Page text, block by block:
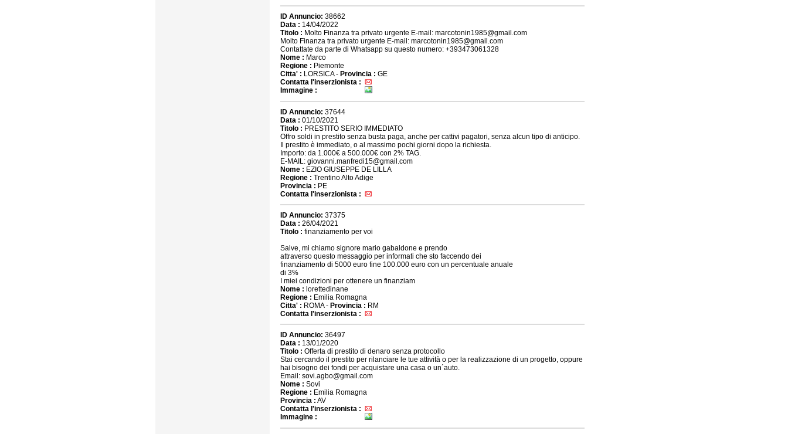
ID Annuncio: 38662
Data : 14/04/2022
Titolo : Molto Finanza tra privato urgente E-mail: marcotonin1985@gmail.com
Molto Finanza tra privato urgente E-mail: marcotonin1985@gmail.com
Contattate da parte di Whatsapp su questo numero: +393473061328
Nome : Marco
Regione : Piemonte
Citta' : LORSICA - Provincia : GE
Contatta l'inserzionista :
Immagine :
ID Annuncio: 37644
Data : 01/10/2021
Titolo : PRESTITO SERIO IMMEDIATO
Offro soldi in prestito senza busta paga, anche per cattivi pagatori, senza alcun tipo di anticipo.
Il prestito è immediato, o al massimo pochi giorni dopo la richiesta.
Importo: da 1.000€ a 500.000€ con 2% TAG.
E-MAIL: giovanni.manfredi15@gmail.com
Nome : EZIO GIUSEPPE DE LILLA
Regione : Trentino Alto Adige
Provincia : PE
Contatta l'inserzionista :
ID Annuncio: 37375
Data : 26/04/2021
Titolo : finanziamento per voi
Salve, mi chiamo signore mario gabaldone e prendo
attraverso questo messaggio per informati che sto faccendo dei
finanziamento di 5000 euro fine 100.000 euro con un percentuale anuale
di 3%
I miei condizioni per ottenere un finanziam
Nome : lorettedinane
Regione : Emilia Romagna
Citta' : ROMA - Provincia : RM
Contatta l'inserzionista :
ID Annuncio: 36497
Data : 13/01/2020
Titolo : Offerta di prestito di denaro senza protocollo
Stai cercando il prestito per rilanciare le tue attività o per la realizzazione di un progetto, oppure
hai bisogno dei fondi per acquistare una casa o un´auto.
Email: sovi.agbo@gmail.com
Nome : Sovi
Regione : Emilia Romagna
Provincia : AV
Contatta l'inserzionista :
Immagine :